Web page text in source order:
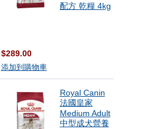
配方 乾糧 4kg
$289.00
添加到購物車
Royal Canin
法國皇家
Medium Adult
中型成犬營養